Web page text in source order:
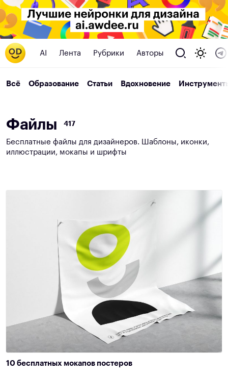
AI Лента Рубрики Авторы
Всё Образование Статьи Вдохновение
Файлы 417
Бесплатные файлы для дизайнеров. Шаблоны, иконки,
иллюстрации, мокапы и шрифты
10 бесплатных мокапов постеров